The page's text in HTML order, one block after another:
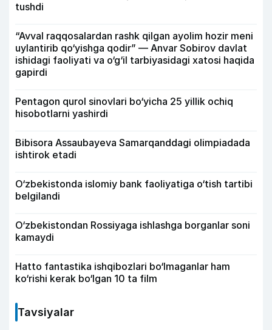
tushdi
“Avval raqqosalardan rashk qilgan ayolim hozir meni
uylantirib qo‘yishga qodir” — Anvar Sobirov davlat
ishidagi faoliyati va o‘g‘il tarbiyasidagi xatosi haqida
gapirdi
Pentagon qurol sinovlari bo‘yicha 25 yillik ochiq
hisobotlarni yashirdi
Bibisora Assaubayeva Samarqanddagi olimpiadada
ishtirok etadi
O‘zbekistonda islomiy bank faoliyatiga o‘tish tartibi
belgilandi
O‘zbekistondan Rossiyaga ishlashga borganlar soni
kamaydi
Hatto fantastika ishqibozlari bo‘lmaganlar ham
ko‘rishi kerak bo‘lgan 10 ta film
Tavsiyalar